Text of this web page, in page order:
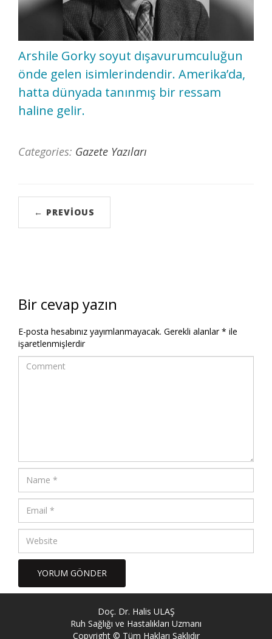
Arshile Gorky soyut dışavurumculuğun
önde gelen isimlerindendir. Amerika’da,
hatta dünyada tanınmış bir ressam
haline gelir.
Categories: Gazete Yazıları
← PREVIOUS
Bir cevap yazın
E-posta hesabınız yayımlanmayacak. Gerekli alanlar* ile
işaretlenmişlerdir
Doç. Dr. Halis ULAŞ
Ruh Sağlığı ve Hastalıkları Uzmanı
Copyright © Tüm Hakları Saklıdır